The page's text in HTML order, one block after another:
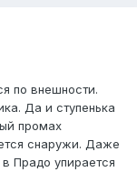
по внешности.
Да и ступенька
промах
снаружи. Даже
Прадо упирается